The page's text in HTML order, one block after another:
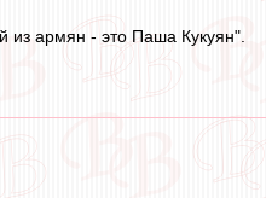
армян - это Паша Кукуян".